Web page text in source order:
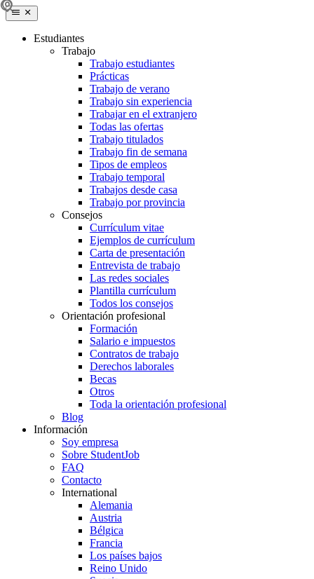
Estudiantes
Trabajo
Trabajo estudiantes
Prácticas
Trabajo de verano
Trabajo sin experiencia
Trabajar en el extranjero
Todas las ofertas
Trabajo titulados
Trabajo fin de semana
Tipos de empleos
Trabajo temporal
Trabajos desde casa
Trabajo por provincia
Consejos
Currículum vitae
Ejemplos de currículum
Carta de presentación
Entrevista de trabajo
Las redes sociales
Plantilla currículum
Todos los consejos
Orientación profesional
Formación
Salario e impuestos
Contratos de trabajo
Derechos laborales
Becas
Otros
Toda la orientación profesional
Blog
Información
Soy empresa
Sobre StudentJob
FAQ
Contacto
International
Alemania
Austria
Bélgica
Francia
Los países bajos
Reino Unido